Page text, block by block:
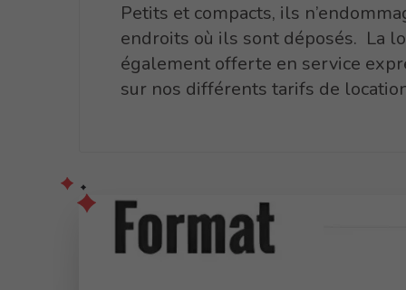
Petits et compacts, ils
endroits où ils sont déposés. La
également offerte en service
sur nos différents tarifs de